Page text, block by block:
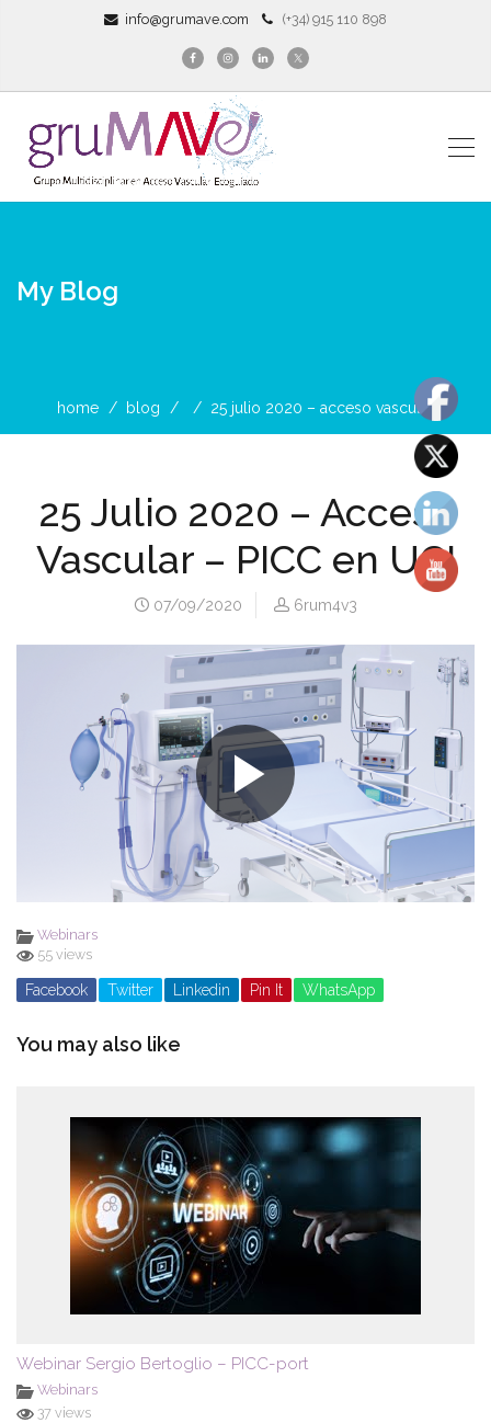
info@grumave.com (+34) 915 110 898
My Blog
home blog 25 julio 2020 – acceso vascul ...
25 Julio 2020 – Acceso
Vascular – PICC en UCI
07/09/2020 6rum4v3
Webinars
55 views
Facebook Twitter Linkedin Pin It WhatsApp
You may also like
Webinar Sergio Bertoglio – PICC-port
Webinars
37 views